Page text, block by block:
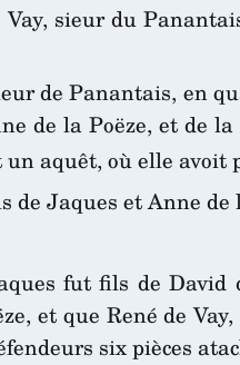
sieur du
de Panantais, en
de la Poëze, et de
aquêt, où elle
de Jaques et Anne de
fut fils de David
et que René de
six pièces